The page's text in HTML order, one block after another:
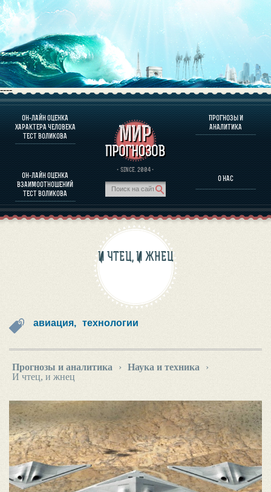
----
ОН-ЛАЙН ОЦЕНКА
ХАРАКТЕРА ЧЕЛОВЕКА
ТЕСТ ВОЛИКОВА
ОН-ЛАЙН ОЦЕНКА
ВЗАИМООТНОШЕНИЙ
ТЕСТ ВОЛИКОВА
· SINCE. 2004 ·
ПРОГНОЗЫ И
АНАЛИТИКА
О НАС
О ПРОГРАММЕ
ОЦЕНКА ХАРАКТЕРA ЧЕЛОВЕКА
ОЦЕНКА ХАРАКТЕРА ВЫДАЮЩИХСЯ ЛИЧНОСТЕЙ
О ПРОГРАММЕ
ПРОГНОЗЫ И АНАЛИТИКА
И ЧТЕЦ, И ЖНЕЦ
авиация, технологии
Прогнозы и аналитика › Наука и техника
›
И чтец, и жнец